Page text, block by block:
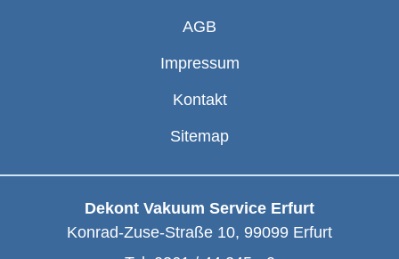
AGB
Impressum
Kontakt
Sitemap
Dekont Vakuum Service Erfurt
Konrad-Zuse-Straße 10, 99099 Erfurt